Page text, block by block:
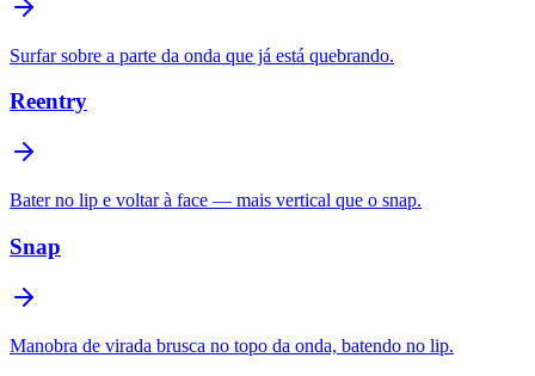
Surfar sobre a parte da onda que já está quebrando.
Reentry
Bater no lip e voltar à face — mais vertical que o snap.
Snap
Manobra de virada brusca no topo da onda, batendo no lip.